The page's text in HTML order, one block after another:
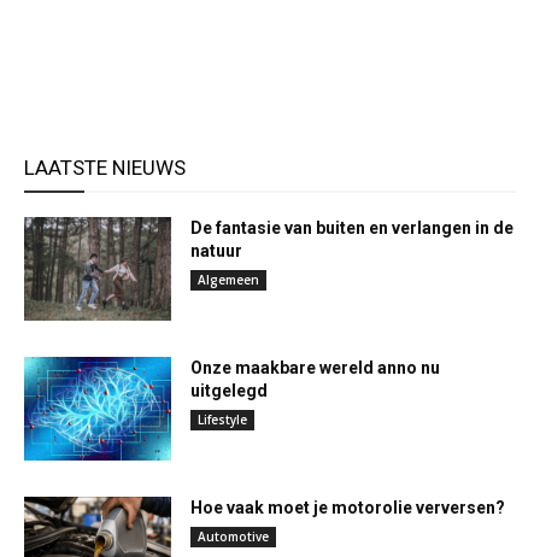
LAATSTE NIEUWS
De fantasie van buiten en verlangen in de
natuur
Algemeen
Onze maakbare wereld anno nu
uitgelegd
Lifestyle
Hoe vaak moet je motorolie verversen?
Automotive